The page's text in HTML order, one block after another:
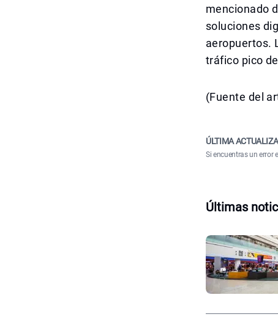
mencionado
soluciones
aeropuertos.
tráfico pico
(Fuente del
ÚLTIMA
Si encuentras un error
Últimas